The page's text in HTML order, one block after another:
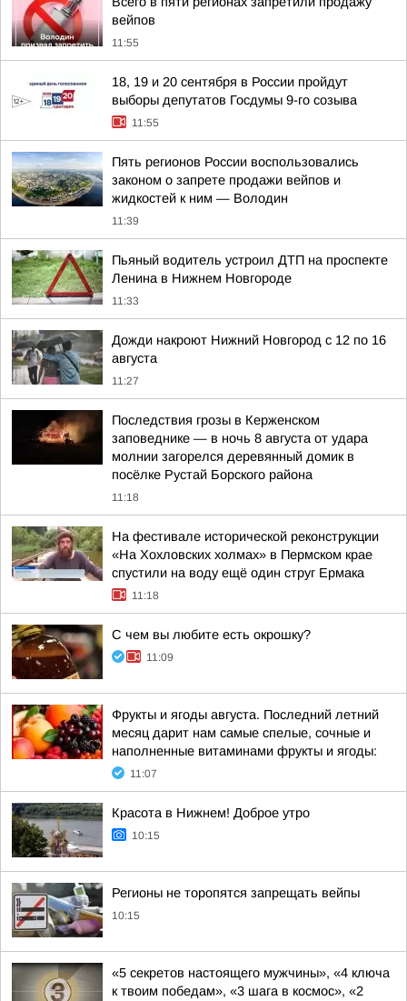
вейпов
11:55
18, 19 и 20 сентября в России пройдут
выборы депутатов Госдумы 9-го созыва
11:55
Пять регионов России воспользовались
законом о запрете продажи вейпов и
жидкостей к ним — Володин
11:39
Пьяный водитель устроил ДТП на проспекте
Ленина в Нижнем Новгороде
11:33
Дожди накроют Нижний Новгород с 12 по 16
августа
11:27
Последствия грозы в Керженском
заповеднике — в ночь 8 августа от удара
молнии загорелся деревянный домик в
посёлке Рустай Борского района
11:18
На фестивале исторической реконструкции
«На Хохловских холмах» в Пермском крае
спустили на воду ещё один струг Ермака
11:18
С чем вы любите есть окрошку?
11:09
Фрукты и ягоды августа. Последний летний
месяц дарит нам самые спелые, сочные и
наполненные витаминами фрукты и ягоды:
11:07
Красота в Нижнем! Доброе утро
10:15
Регионы не торопятся запрещать вейпы
10:15
«5 секретов настоящего мужчины», «4 ключа
к твоим победам», «3 шага в космос», «2